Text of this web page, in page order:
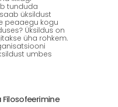
tunduda
üksildust
peaaegu kogu
Üksildus on
üha rohkem.
umbes